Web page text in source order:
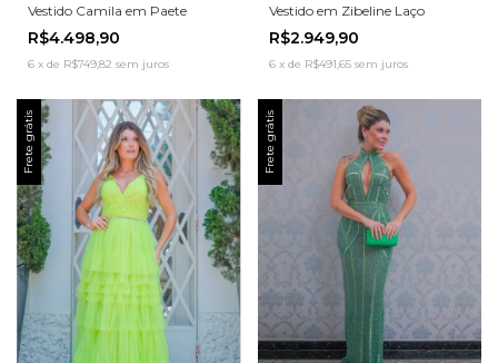
Vestido Camila em Paete
R$4.498,90
6 x de R$749,82 sem juros
Vestido em Zibeline Laço
R$2.949,90
6 x de R$491,65 sem juros
Frete grátis Frete grátis